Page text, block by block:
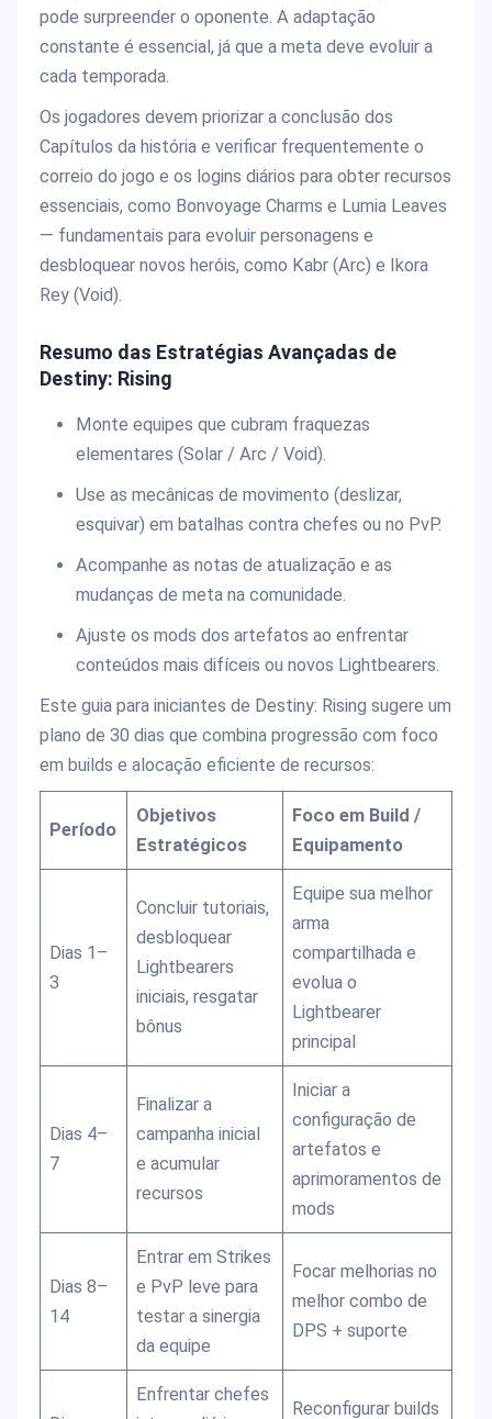
pode surpreender o oponente. A adaptação
constante é essencial, já que a meta deve evoluir a
cada temporada.
Os jogadores devem priorizar a conclusão dos
Capítulos da história e verificar frequentemente o
correio do jogo e os logins diários para obter recursos
essenciais, como Bonvoyage Charms e Lumia Leaves
— fundamentais para evoluir personagens e
desbloquear novos heróis, como Kabr (Arc) e Ikora
Rey (Void).
Resumo das Estratégias Avançadas de
Destiny: Rising
Monte equipes que cubram fraquezas
elementares (Solar / Arc / Void).
Use as mecânicas de movimento (deslizar,
esquivar) em batalhas contra chefes ou no PvP.
Acompanhe as notas de atualização e as
mudanças de meta na comunidade.
Ajuste os mods dos artefatos ao enfrentar
conteúdos mais difíceis ou novos Lightbearers.
Este guia para iniciantes de Destiny: Rising sugere um
plano de 30 dias que combina progressão com foco
em builds e alocação eficiente de recursos:
Período
Objetivos
Estratégicos
Foco em Build /
Equipamento
Dias 1–
3
Concluir tutoriais,
desbloquear
Lightbearers
iniciais, resgatar
bônus
Equipe sua melhor
arma
compartilhada e
evolua o
Lightbearer
principal
Dias 4–
7
Finalizar a
campanha inicial
e acumular
recursos
Iniciar a
configuração de
artefatos e
aprimoramentos de
mods
Dias 8–
14
Entrar em Strikes
e PvP leve para
testar a sinergia
da equipe
Focar melhorias no
melhor combo de
DPS + suporte
Enfrentar chefes
Reconfigurar builds